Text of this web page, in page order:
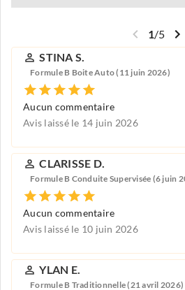
1/5
STINA S.
Formule B Boite Auto (11 juin 2026)
Aucun commentaire
Avis laissé le 14 juin 2026
CLARISSE D.
Formule B Conduite Supervisée (6 juin
Aucun commentaire
Avis laissé le 10 juin 2026
YLAN E.
Formule B Traditionnelle (21 avril 2026)